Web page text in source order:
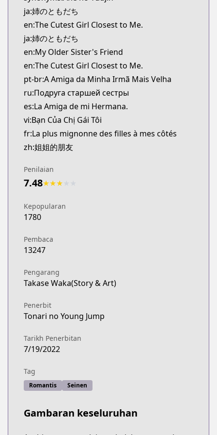
Kitsu
https://kitsu.app/manga/71334
CDJapan
CDJapan
https://www.anime-planet.com/manga/https://
MangaUpdates
MangaUpdates
https://www.mangaupdates.com/
Book☆Walker
Book☆Walker
https://bookwalker.jp/series/456923/list
ja:姉のともだち
en:The Cutest Girl Closest to Me.
ja:姉のともだち
en:My Older Sister's Friend
en:The Cutest Girl Closest to Me.
pt-br:A Amiga da Minha Irmã Mais Velha
ru:Подруга старшей сестры
es:La Amiga de mi Hermana.
vi:Bạn Của Chị Gái Tôi
fr:La plus mignonne des filles à mes côtés
zh:姐姐的朋友
Penilaian
7.48★★★
Kepopularan
1780
Pembaca
13247
Pengarang
Takase Waka(Story & Art)
Penerbit
Tonari no Young Jump
Tarikh Penerbitan
7/19/2022
Tag
Romantis Seinen
Gambaran keseluruhan